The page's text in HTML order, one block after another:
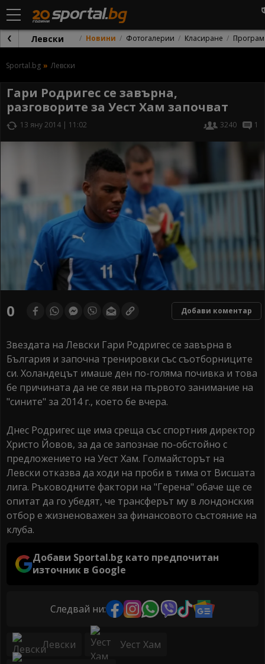
Левски Новини Фотогалерии Класиране
Sportal.bg Левски
Гари Родригес се завърна,
разговорите за Уест Хам започват
13 яну 2014 | 11:02 3240 1
0 Добави коментар
Звездата на Левски Гари Родригес се завърна в
България и започна тренировки със съотборниците
си. Холандецът имаше ден по-голяма почивка и това
бе причината да не се яви на първото занимание на
"сините" за 2014 г., което бе вчера.
Днес Родригес ще има среща със спортния директор
Христо Йовов, за да се запознае по-обстойно с
предложението на Уест Хам. Голмайсторът на
Левски отказва да ходи на проби в тима от Висшата
лига. Ръководните фактори на "Герена" обаче ще се
опитат да го убедят, че трансферът му в лондонския
отбор е жизненоважен за финансовото състояние на
клуба.
Добави Sportal.bg като предпочитан
източник в Google
Следвай ни:
Левски Уест Хам